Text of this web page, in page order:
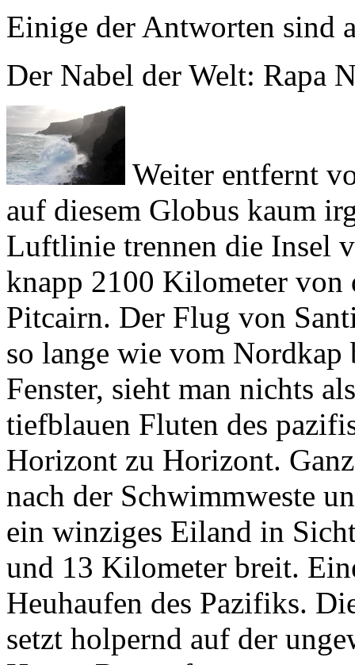
Der Nabel der Welt: Rapa
auf diesem Globus kaum
Luftlinie trennen die Insel
knapp 2100 Kilometer von
Pitcairn. Der Flug von
so lange wie vom
Fenster, sieht man nichts
tiefblauen Fluten des
Horizont zu Horizont.
nach der Schwimmweste
ein winziges Eiland in
und 13 Kilometer breit.
Heuhaufen des Pazifiks.
setzt holpernd auf der
Hanga Roa auf.